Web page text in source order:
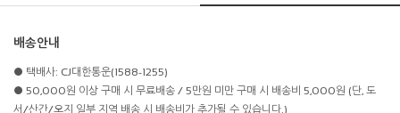
배송안내
● 택배사: CJ대한통운(1588-1255)
● 50,000원 이상 구매 시 무료배송 / 5만원 미만 구매 시 배송비 5,000원 (단, 도
서/산간/오지 일부 지역 배송 시 배송비가 추가될 수 있습니다.)